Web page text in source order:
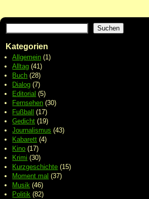
Suchen
Kategorien
Allgemein (1)
Alltag (41)
Buch (28)
Dialog (7)
Editorial (5)
Fernsehen (30)
Fußball (17)
Gedicht (19)
Journalismus (43)
Kabarett (4)
Kino (17)
Krimi (30)
Kurzgeschichte (15)
Moment mal (37)
Musik (46)
Politik (82)